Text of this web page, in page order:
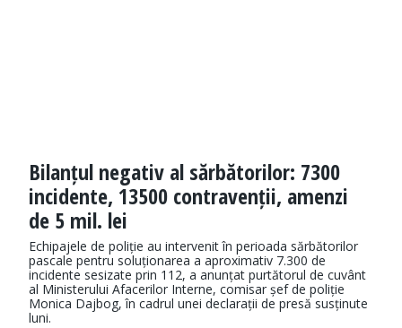
Bilanțul negativ al sărbătorilor: 7300
incidente, 13500 contravenții, amenzi
de 5 mil. lei
Echipajele de poliție au intervenit în perioada sărbătorilor
pascale pentru soluționarea a aproximativ 7.300 de
incidente sesizate prin 112, a anunțat purtătorul de cuvânt
al Ministerului Afacerilor Interne, comisar șef de poliție
Monica Dajbog, în cadrul unei declarații de presă susținute
luni.